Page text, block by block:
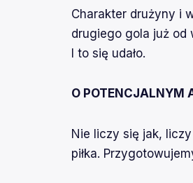
Charakter drużyny i
drugiego gola już od
I to się udało.
O POTENCJALNYM
Nie liczy się jak,
piłka.